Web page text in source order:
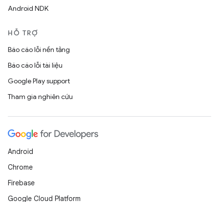
Android NDK
HỖ TRỢ
Báo cáo lỗi nền tảng
Báo cáo lỗi tài liệu
Google Play support
Tham gia nghiên cứu
Android
Chrome
Firebase
Google Cloud Platform